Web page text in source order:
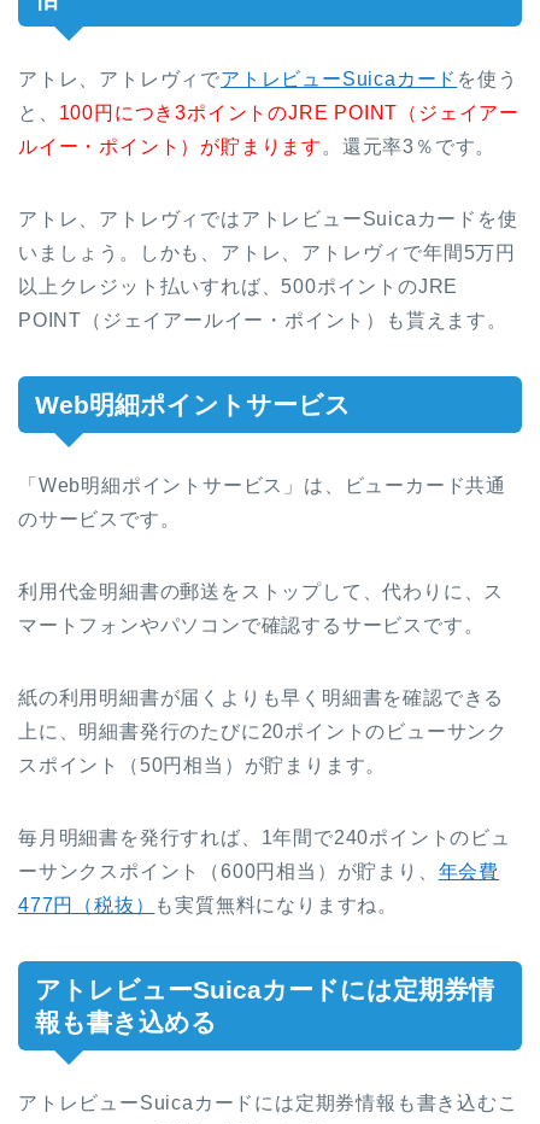
アトレ、アトレヴィでアトレビューSuicaカード を使う
と、 100円につき3ポイントのJRE POINT（ジェイアー
ルイー・ポイント）が貯まります 。還元率3％です。
アトレ、アトレヴィではアトレビューSuicaカードを使
いましょう。しかも、アトレ、アトレヴィで年間5万円
以上クレジット払いすれば、500ポイントのJRE
POINT（ジェイアールイー・ポイント）も貰えます。
Web明細ポイントサービス
「Web明細ポイントサービス」は、ビューカード共通
のサービスです。
利用代金明細書の郵送をストップして、代わりに、ス
マートフォンやパソコンで確認するサービスです。
紙の利用明細書が届くよりも早く明細書を確認できる
上に、明細書発行のたびに20ポイントのビューサンク
スポイント（50円相当）が貯まります。
毎月明細書を発行すれば、1年間で240ポイントのビュ
ーサンクスポイント（600円相当）が貯まり、 年会費
477円（税抜）
も実質無料になりますね。
アトレビューSuicaカードには定期券情
報も書き込める
アトレビューSuicaカードには定期券情報も書き込むこ